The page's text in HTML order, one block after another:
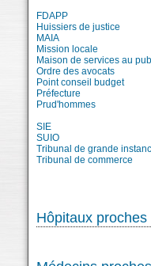
FDAPP
Huissiers de justice
MAIA
Mission locale
Maison de services au
Ordre des avocats
Point conseil budget
Préfecture
Prud'hommes
SIE
SUIO
Tribunal de grande
Tribunal de commerce
Hôpitaux proches